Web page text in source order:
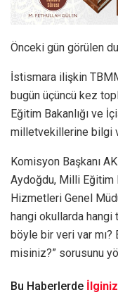
Önceki gün görülen
İstismara ilişkin
bugün üçüncü kez
Eğitim Bakanlığı ve
milletvekillerine bilgi
Komisyon Başkanı
Aydoğdu, Milli Eğitim
Hizmetleri Genel
hangi okullarda hangi
böyle bir veri var
misiniz?” sorusunu
Bu Haberlerde